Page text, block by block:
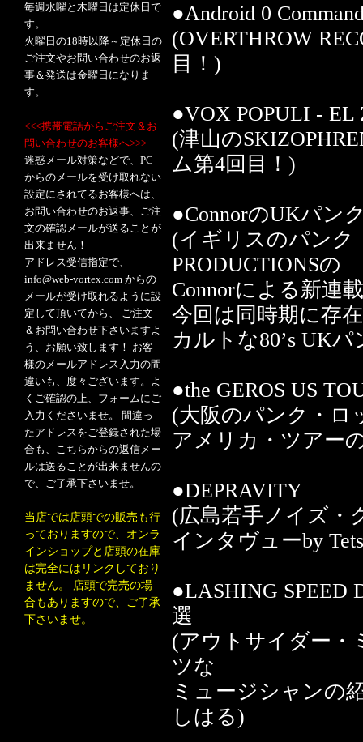
毎週水曜と木曜日は定休日で
す。
火曜日の18時以降～定休日の
ご注文やお問い合わせのお返
事＆発送は金曜日になりま
す。
<<<携帯電話からご注文＆お
問い合わせのお客様へ>>>
迷惑メール対策などで、PC
からのメールを受け取れない
設定にされてるお客様へは、
お問い合わせのお返事、ご注
文の確認メールが送ることが
出来ません！
アドレス受信指定で、
info@web-vortex.com からの
メールが受け取れるように設
定して頂いてから、 ご注文
＆お問い合わせ下さいますよ
う、お願い致します！ お客
様のメールアドレス入力の間
違いも、度々ございます。よ
くご確認の上、フォームにご
入力くださいませ。 間違っ
たアドレスをご登録された場
合も、こちらからの返信メー
ルは送ることが出来ませんの
で、ご了承下さいませ。
当店では店頭での販売も行
っておりますので、オンラ
インショップと店頭の在庫
は完全にはリンクしており
ません。 店頭で完売の場
合もありますので、ご了承
下さいませ。
●Android 0
(OVERTHROW
目！)
●VOX POPULI - EL
(津山の
ム第4回目！)
●ConnorのUKパン
(イギリスのパンク
PRODUCTIONSの
Connorによる新連
今回は同時期に存
カルトな80’s UK
●the GEROS US
(大阪のパンク・ロ
アメリカ・ツアー
●DEPRAVITY
(広島若手ノイズ・
インタヴューby
●LASHING SPEED
選
(アウトサイダー・
ツな
ミュージシャンの
しはる)